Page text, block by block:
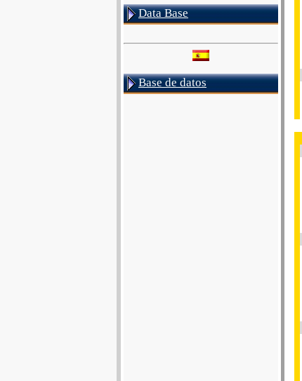
Data Base
Base de datos